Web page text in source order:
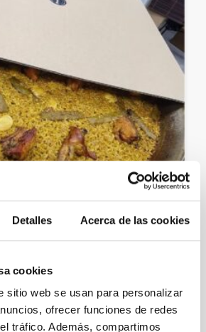
Detalles Acerca de las cookies
cookies
sitio web se usan para personalizar
ofrecer funciones de redes
tráfico. Además, compartimos
paellas: La solución
para tu restaurante
los platos estrella de la gastronomía
gusta a todo el mundo y que …